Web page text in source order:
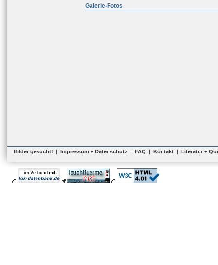
Galerie-Fotos
Bilder gesucht! | Impressum + Datenschutz | FAQ | Kontakt | Literatur +